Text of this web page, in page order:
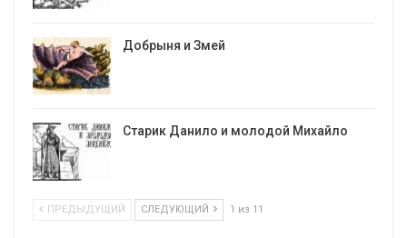
Добрыня и Змей
Старик Данило и молодой Михайло
ПРЕДЫДУЩИЙ СЛЕДУЮЩИЙ 1 из 11